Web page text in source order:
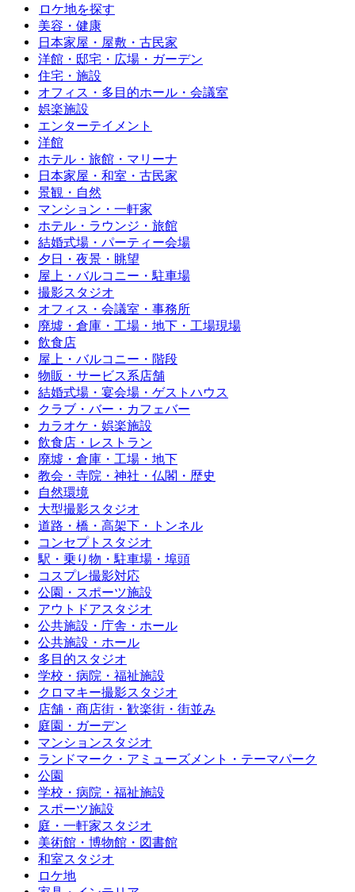
ロケ地を探す
美容・健康
日本家屋・屋敷・古民家
洋館・邸宅・広場・ガーデン
住宅・施設
オフィス・多目的ホール・会議室
娯楽施設
エンターテイメント
洋館
ホテル・旅館・マリーナ
日本家屋・和室・古民家
景観・自然
マンション・一軒家
ホテル・ラウンジ・旅館
結婚式場・パーティー会場
夕日・夜景・眺望
屋上・バルコニー・駐車場
撮影スタジオ
オフィス・会議室・事務所
廃墟・倉庫・工場・地下・工場現場
飲食店
屋上・バルコニー・階段
物販・サービス系店舗
結婚式場・宴会場・ゲストハウス
クラブ・バー・カフェバー
カラオケ・娯楽施設
飲食店・レストラン
廃墟・倉庫・工場・地下
教会・寺院・神社・仏閣・歴史
自然環境
大型撮影スタジオ
道路・橋・高架下・トンネル
コンセプトスタジオ
駅・乗り物・駐車場・埠頭
コスプレ撮影対応
公園・スポーツ施設
アウトドアスタジオ
公共施設・庁舎・ホール
公共施設・ホール
多目的スタジオ
学校・病院・福祉施設
クロマキー撮影スタジオ
店舗・商店街・歓楽街・街並み
庭園・ガーデン
マンションスタジオ
ランドマーク・アミューズメント・テーマパーク
公園
学校・病院・福祉施設
スポーツ施設
庭・一軒家スタジオ
美術館・博物館・図書館
和室スタジオ
ロケ地